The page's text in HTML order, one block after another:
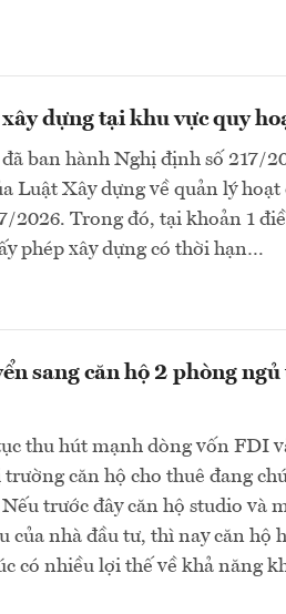
dựng tại khu vực quy
ban hành Nghị định số 217/
Luật Xây dựng về quản lý hoạt
2026. Trong đó, tại khoản 1
phép xây dựng có thời hạn…
sang căn hộ 2 phòng ngủ
thu hút mạnh dòng vốn FDI
căn hộ cho thuê đang
trước đây căn hộ studio và
của nhà đầu tư, thì nay căn hộ
có nhiều lợi thế về khả năng